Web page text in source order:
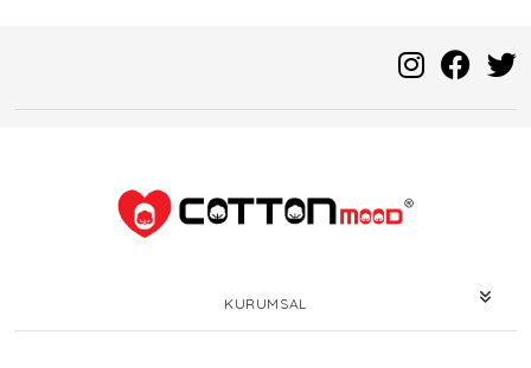
KURUMSAL